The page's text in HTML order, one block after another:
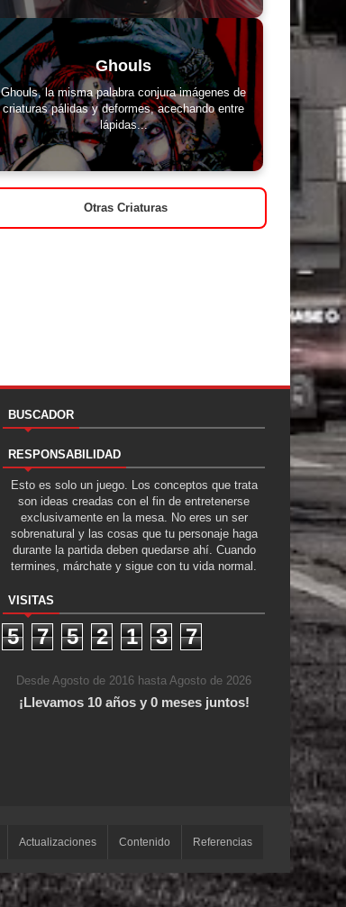
Ghouls
Ghouls, la misma palabra conjura imágenes de
criaturas pálidas y deformes, acechando entre
lápidas...
Otras Criaturas
BUSCADOR
RESPONSABILIDAD
Esto es solo un juego. Los conceptos que trata
son ideas creadas con el fin de entretenerse
exclusivamente en la mesa. No eres un ser
sobrenatural y las cosas que tu personaje haga
durante la partida deben quedarse ahí. Cuando
termines, márchate y sigue con tu vida normal.
VISITAS
5 7 5 2 1 3 7
Desde Agosto de 2016 hasta Agosto de 2026
¡Llevamos 10 años y 0 meses juntos!
Actualizaciones Contenido Referencias